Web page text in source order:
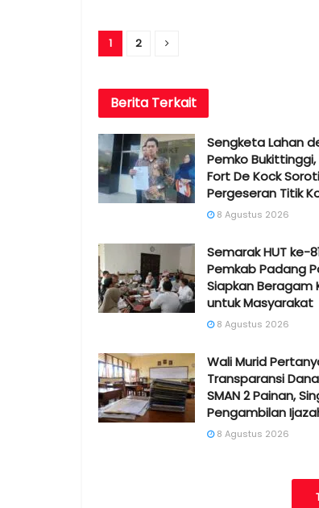
1 2
Berita Terkait
Sengketa Lahan
Pemko
Fort De Kock
Pergeseran Titik
8 Agustus 2026
Semarak HUT ke-
Pemkab Padang
Siapkan Beragam
untuk Masyarakat
8 Agustus 2026
Wali Murid
Transparansi
SMAN 2 Painan,
Pengambilan
8 Agustus 2026